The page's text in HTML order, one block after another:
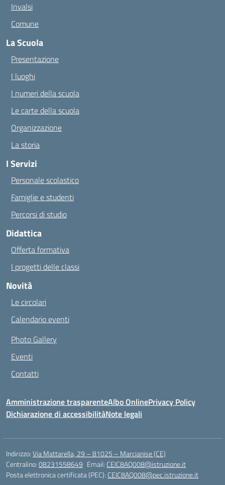
Invalsi
Comune
La Scuola
Presentazione
I luoghi
I numeri della scuola
Le carte della scuola
Organizzazione
La storia
I Servizi
Personale scolastico
Famiglie e studenti
Percorsi di studio
Didattica
Offerta formativa
I progetti delle classi
Novità
Le circolari
Calendario eventi
Photo Gallery
Eventi
Contatti
Amministrazione trasparenteAlbo OnlinePrivacy Policy
Dichiarazione di accessibilitàNote legali
Indirizzo:Via Mattarella, 29 – 81025 – Marcianise (CE)
Centralino:08231558649 Email: CEIC8AQ008@istruzione.it
Posta elettronica certificata (PEC): CEIC8AQ008@pec.istruzione.it